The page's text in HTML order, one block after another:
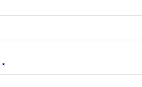
*